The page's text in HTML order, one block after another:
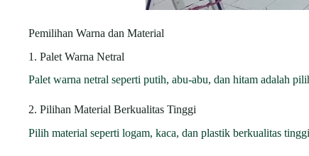
Pemilihan Warna dan Material
1. Palet Warna Netral
Palet warna netral seperti putih, abu-abu, dan hitam adalah
2. Pilihan Material Berkualitas Tinggi
Pilih material seperti logam, kaca, dan plastik berkualitas